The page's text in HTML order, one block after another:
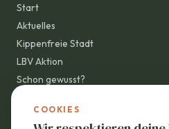
Start
Aktuelles
Kippenfreie Stadt
LBV Aktion
Schon gewusst?
Mach mit!
COOKIES